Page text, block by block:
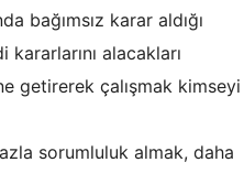
bağımsız karar aldığı
alacakları
getirerek çalışmak kimseyi
sorumluluk almak, daha